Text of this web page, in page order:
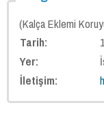
KEKCD - 3. Kalça
2023 KEKCD-2. Kalça
2022 KEKCD- 1. Kalça
2020 Kalça Eklemi
(Kalça Eklemi
Tarih:
Yer:
İletişim: